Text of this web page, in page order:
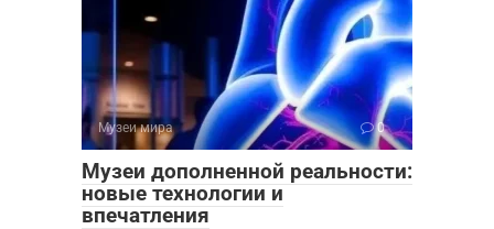
Музеи мира 0
Музеи дополненной реальности:
новые технологии и
впечатления